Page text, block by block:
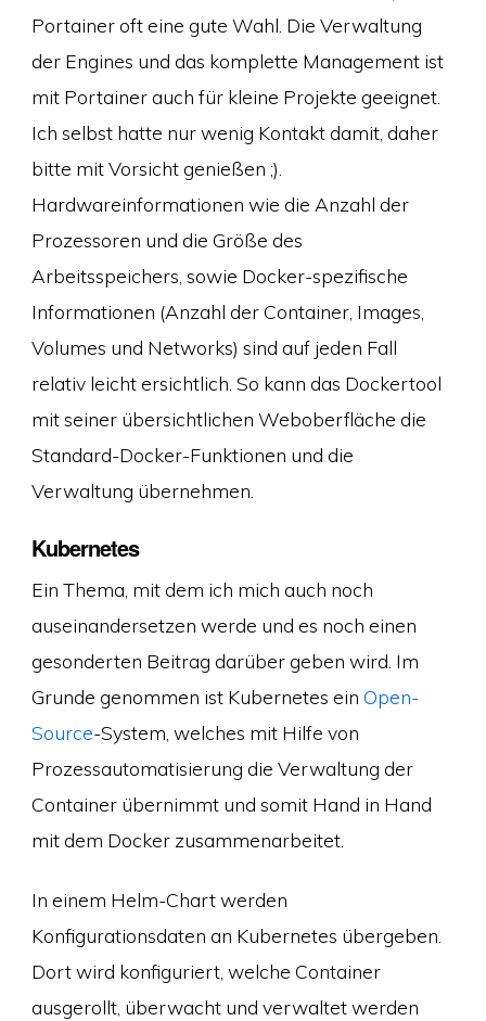
Portainer oft eine gute Wahl. Die Verwaltung
der Engines und das komplette Management ist
mit Portainer auch für kleine Projekte geeignet.
Ich selbst hatte nur wenig Kontakt damit, daher
bitte mit Vorsicht genießen ;).
Hardwareinformationen wie die Anzahl der
Prozessoren und die Größe des
Arbeitsspeichers, sowie Docker-spezifische
Informationen (Anzahl der Container, Images,
Volumes und Networks) sind auf jeden Fall
relativ leicht ersichtlich. So kann das Dockertool
mit seiner übersichtlichen Weboberfläche die
Standard-Docker-Funktionen und die
Verwaltung übernehmen.
Kubernetes
Ein Thema, mit dem ich mich auch noch
auseinandersetzen werde und es noch einen
gesonderten Beitrag darüber geben wird. Im
Grunde genommen ist Kubernetes ein Open-
Source-System, welches mit Hilfe von
Prozessautomatisierung die Verwaltung der
Container übernimmt und somit Hand in Hand
mit dem Docker zusammenarbeitet.
In einem Helm-Chart werden
Konfigurationsdaten an Kubernetes übergeben.
Dort wird konfiguriert, welche Container
ausgerollt, überwacht und verwaltet werden